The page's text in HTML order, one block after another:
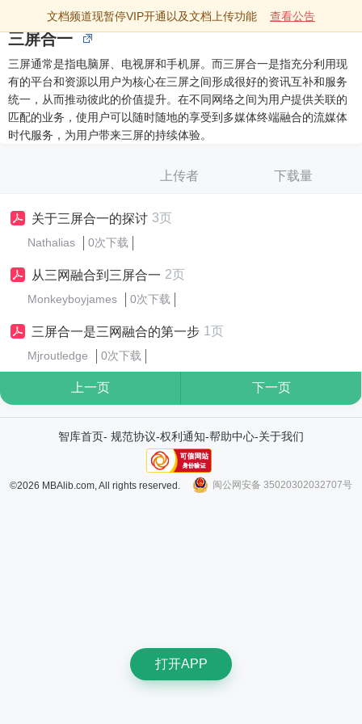
文档频道现暂停VIP开通以及文档上传功能 查看公告
三屏合一
三屏通常是指电脑屏、电视屏和手机屏。而三屏合一是指充分利用现
有的平台和资源以用户为核心在三屏之间形成很好的资讯互补和服务
统一，从而推动彼此的价值提升。在不同网络之间为用户提供关联的
匹配的业务，使用户可以随时随地的享受到多媒体终端融合的流媒体
时代服务，为用户带来三屏的持续体验。
上传者 下载量
关于三屏合一的探讨 3页
Nathalias 0次下载
从三网融合到三屏合一 2页
Monkeyboyjames 0次下载
三屏合一是三网融合的第一步 1页
Mjroutledge 0次下载
上一页 下一页
智库首页- 规范协议-权利通知-帮助中心-关于我们
©2026 MBAlib.com, All rights reserved. 闽公网安备 35020302032707号
打开APP